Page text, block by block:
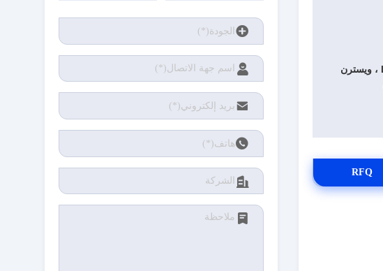
L / C ، D / A ، T / T ، ويسترن
RFQ